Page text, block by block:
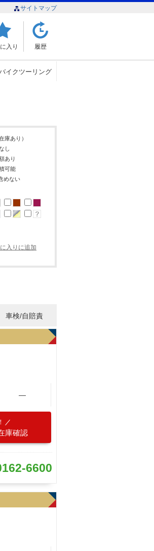
サイトマップ
入り 履歴
イクツーリング
庫あり）
し
あり
可能
めない
入りに追加
車検/自賠責
―
庫確認
6600